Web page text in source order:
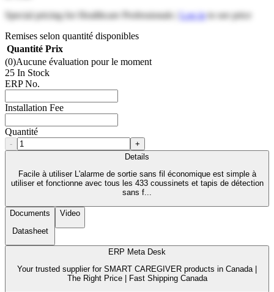
Special pricing for Healthcare Professionals | Log into see price
Remises selon quantité disponibles
Quantité Prix
(0)Aucune évaluation pour le moment
25 In Stock
ERP No.
Installation Fee
Quantité
-
+
Details
Facile à utiliser L'alarme de sortie sans fil économique est simple à
utiliser et fonctionne avec tous les 433 coussinets et tapis de détection
sans f...
Documents
Datasheet
Video
ERP Meta Desk
Your trusted supplier for SMART CAREGIVER products in Canada |
The Right Price | Fast Shipping Canada